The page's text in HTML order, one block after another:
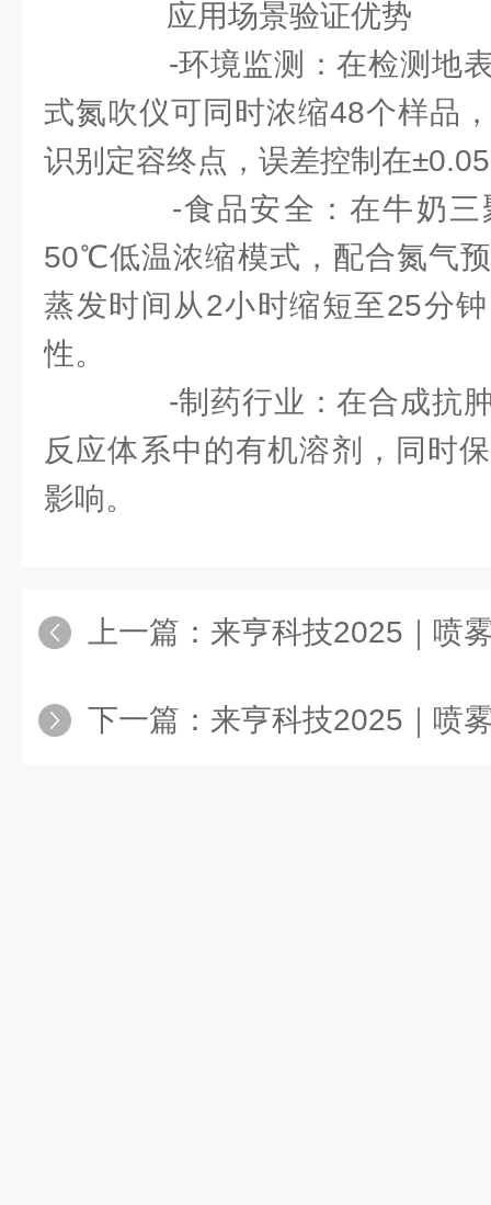
应用场景验证优势
-环境监测：在检测地表
式氮吹仪可同时浓缩48个样品
识别定容终点，误差控制在
-食品安全：在牛奶三
50℃低温浓缩模式，配合氮气
蒸发时间从2小时缩短至25分
性。
-制药行业：在合成抗肿
反应体系中的有机溶剂，同时
影响。
上一篇： 来亨科技2025｜喷雾干燥技术
下一篇： 来亨科技2025｜喷雾干燥技术